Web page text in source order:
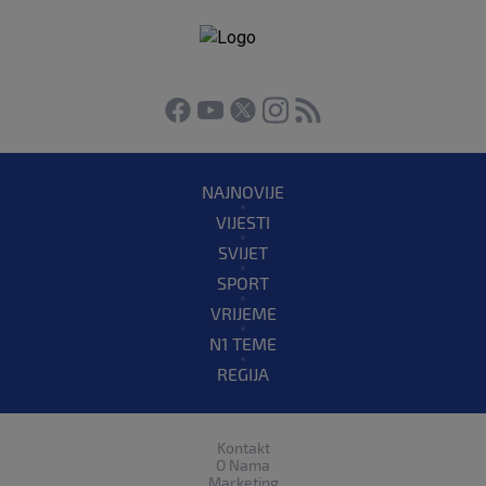
NAJNOVIJE
VIJESTI
SVIJET
SPORT
VRIJEME
N1 TEME
REGIJA
Kontakt
O Nama